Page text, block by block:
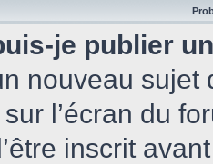
je publier
nouveau
l’écran du
inscrit